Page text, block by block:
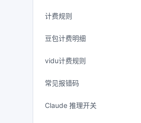
计费规则
豆包计费明细
vidu计费规则
常见报错码
Claude 推理开关